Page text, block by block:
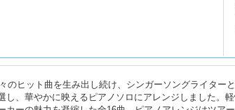
のヒット曲を生み出し続け、シンガーソングライター
し、華やかに映えるピアノソロにアレンジしました。